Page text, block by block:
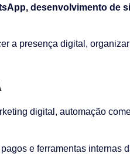
desenvolvimento de
a presença digital,
digital, automação
e ferramentas internas